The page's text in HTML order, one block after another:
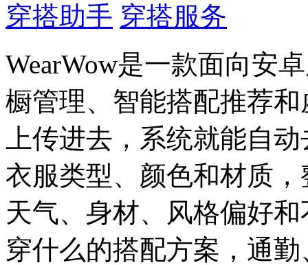
穿搭助手 穿搭服务
WearWow是一款面向安
橱管理、智能搭配推荐
上传进去，系统就能自
衣服类型、颜色和材质
天气、身材、风格偏好
穿什么的搭配方案，通